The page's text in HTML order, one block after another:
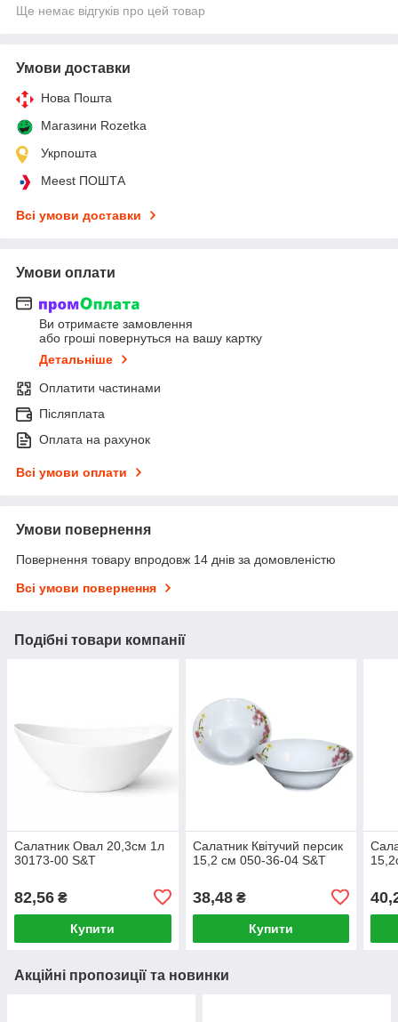
Ще немає відгуків про цей товар
Умови доставки
Нова Пошта
Магазини Rozetka
Укрпошта
Meest ПОШТА
Всі умови доставки
Умови оплати
Ви отримаєте замовлення
або гроші повернуться на вашу картку
Детальніше
Оплатити частинами
Післяплата
Оплата на рахунок
Всі умови оплати
Умови повернення
Повернення товару впродовж 14 днів за домовленістю
Всі умови повернення
Подібні товари компанії
Салатник Овал 20,3см 1л
30173-00 S&T
82,56 ₴
Купити
Салатник Квітучий персик
15,2 см 050-36-04 S&T
38,48₴
Купити
Акційні пропозиції та новинки